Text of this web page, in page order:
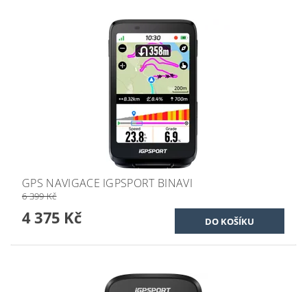
GPS NAVIGACE IGPSPORT BINAVI
6 399 Kč
4 375 Kč